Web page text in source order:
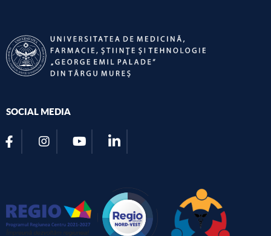
SOCIAL MEDIA